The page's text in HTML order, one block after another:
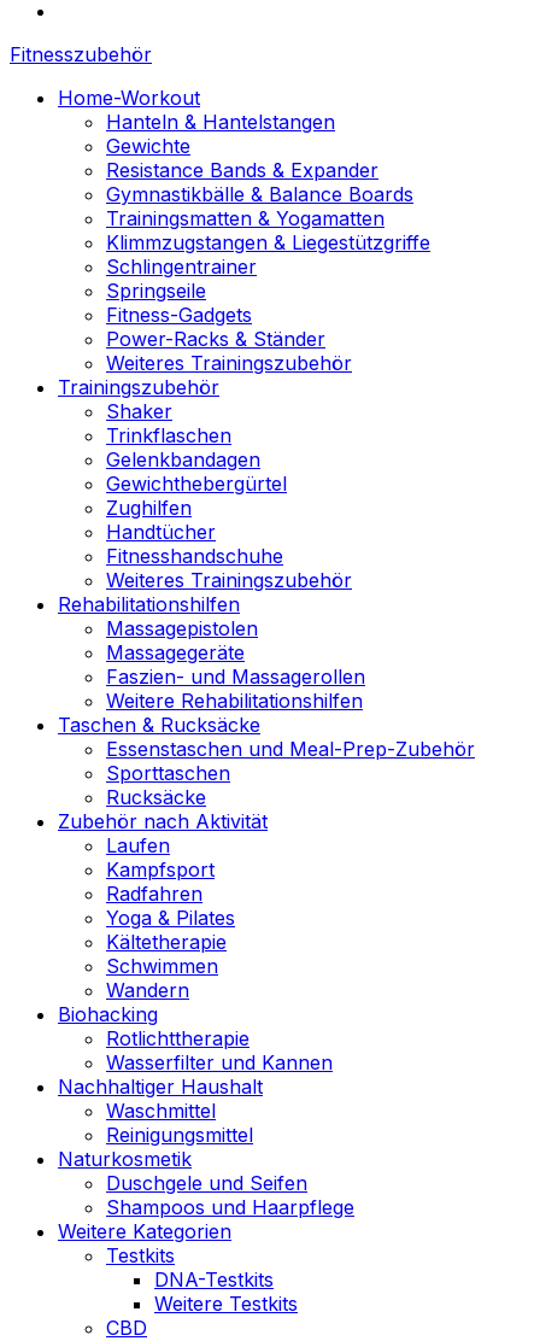
Fitnesszubehör
Home-Workout
Hanteln & Hantelstangen
Gewichte
Resistance Bands & Expander
Gymnastikbälle & Balance Boards
Trainingsmatten & Yogamatten
Klimmzugstangen & Liegestützgriffe
Schlingentrainer
Springseile
Fitness-Gadgets
Power-Racks & Ständer
Weiteres Trainingszubehör
Trainingszubehör
Shaker
Trinkflaschen
Gelenkbandagen
Gewichthebergürtel
Zughilfen
Handtücher
Fitnesshandschuhe
Weiteres Trainingszubehör
Rehabilitationshilfen
Massagepistolen
Massagegeräte
Faszien- und Massagerollen
Weitere Rehabilitationshilfen
Taschen & Rucksäcke
Essenstaschen und Meal-Prep-Zubehör
Sporttaschen
Rucksäcke
Zubehör nach Aktivität
Laufen
Kampfsport
Radfahren
Yoga & Pilates
Kältetherapie
Schwimmen
Wandern
Biohacking
Rotlichttherapie
Wasserfilter und Kannen
Nachhaltiger Haushalt
Waschmittel
Reinigungsmittel
Naturkosmetik
Duschgele und Seifen
Shampoos und Haarpflege
Weitere Kategorien
Testkits
DNA-Testkits
Weitere Testkits
CBD